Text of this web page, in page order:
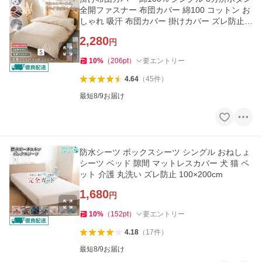
全開ファスナー 布団カバー 綿100 コットン お
しゃれ 吸汗 布団カバー 掛けカバー ズレ防止
2,280円
10% （206pt） 要エントリー
4.64（45件）
最短8/9お届け
防水シーツ ボックスシーツ シングル おねしょ
シーツ ベッド 隙間 マットレスカバー 犬 猫 ペ
ット 介護 丸洗い ズレ防止 100×200cm
1,680円
10% （ 152pt） 要エントリー
4.18（ 17件）
最短8/9お届け